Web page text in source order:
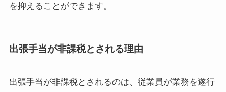
を抑えることができます。
出張手当が非課税とされる理由
出張手当が非課税とされるのは、従業員が業務を遂行